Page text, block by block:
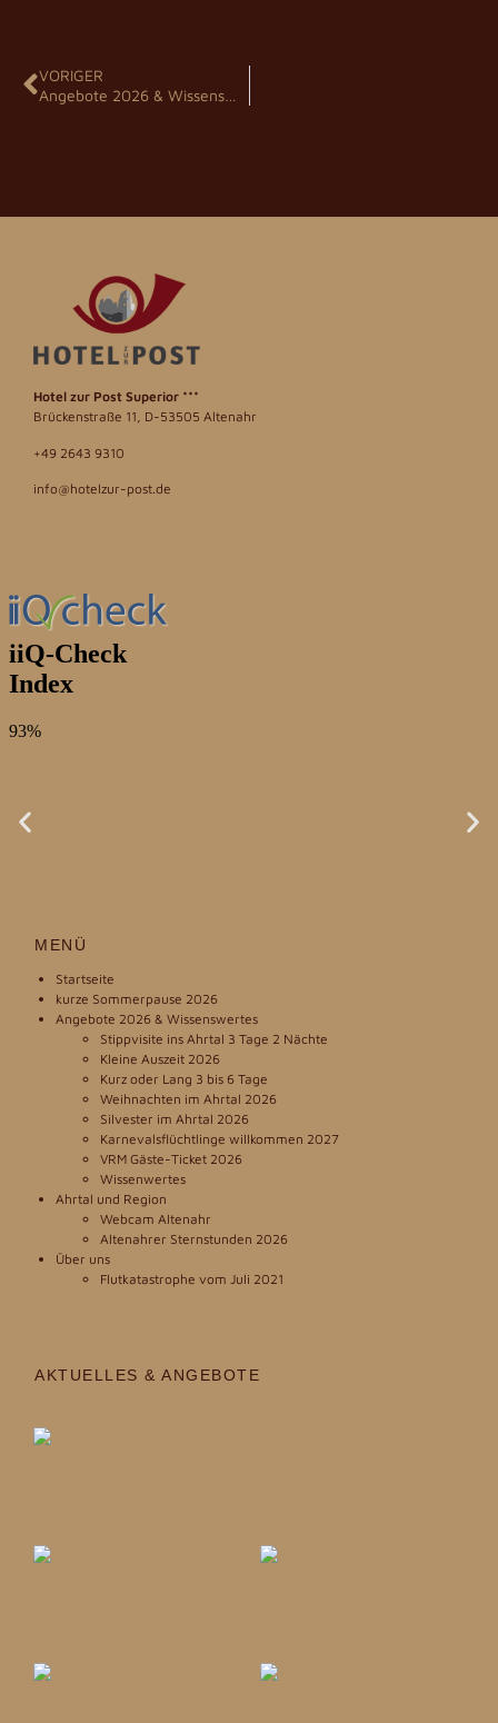
VORIGER
Hotel zur Post Superior ***
Brückenstraße 11, D-53505 Altenahr
+49 2643 9310
info@hotelzur-post.de
MENÜ
Startseite
kurze Sommerpause 2026
Angebote 2026 & Wissenswertes
Stippvisite ins Ahrtal 3 Tage 2 Nächte
Kleine Auszeit 2026
Kurz oder Lang 3 bis 6 Tage
Weihnachten im Ahrtal 2026
Silvester im Ahrtal 2026
Karnevalsflüchtlinge willkommen 2027
VRM Gäste-Ticket 2026
Wissenwertes
Ahrtal und Region
Webcam Altenahr
Altenahrer Sternstunden 2026
Über uns
Flutkatastrophe vom Juli 2021
AKTUELLES & ANGEBOTE